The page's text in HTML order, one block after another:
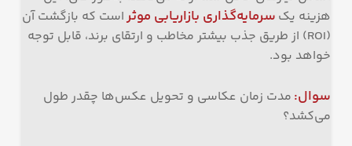
هزینه یک سرمایه‌گذاری بازاریابی موثراست که بازگشت آن
(ROI) از طریق جذب بیشتر مخاطب و ارتقای برند، قابل توجه
خواهد بود.
سوال: مدت زمان عکاسی و تحویل عکس‌ها چقدر طول
می‌کشد؟